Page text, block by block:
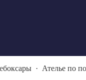
· Ателье по